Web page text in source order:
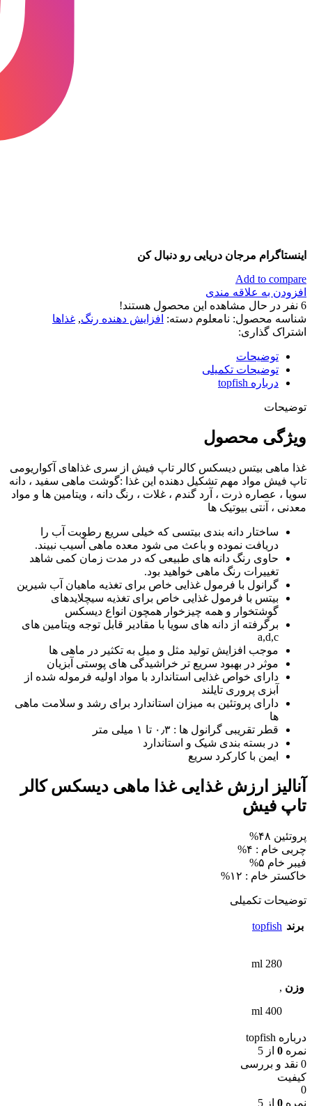
اینستاگرام مرجان دریایی رو دنبال کن
Add to compare
افزودن به علاقه مندی
6 نفر در حال مشاهده این محصول هستند!
شناسه محصول: نامعلوم دسته: افزایش دهنده رنگ, غذاها
اشتراک گذاری:
توضیحات
توضیحات تکمیلی
درباره topfish
توضیحات
ویژگی محصول
غذا ماهی بیتس دیسکس کالر تاپ فیش از سری غذاهای آکواریومی
تاپ فیش مواد مهم تشکیل دهنده این غذا :گوشت ماهی سفید ، دانه
سویا ، عصاره ذرت ، آرد گندم ، غلات ، رنگ دانه ، ویتامین ها و مواد
معدنی ، آنتی بیوتیک ها
ساختار دانه بندی بیتسی که خیلی سریع رطوبت آب را
دریافت نموده و باعث می شود معده ماهی آسیب نبیند.
حاوی رنگ دانه های طبیعی که در مدت زمان کمی شاهد
تغییرات رنگ ماهی خواهید بود.
گرانول با فرمول غذایی خاص برای تغذیه ماهیان آب شیرین
بیتس با فرمول غذایی خاص برای تغذیه سیچلایدهای
گوشتخوار و همه چیزخوار همچون انواع دیسکس
برگرفته از دانه های سویا با مقادیر قابل توجه ویتامین های
a,d,c
موجب افزایش تولید مثل و میل به تکثیر در ماهی ها
موثر در بهبود سریع تر خراشیدگی های پوستی آبزیان
دارای خواص غذایی استاندارد با مواد اولیه فرموله شده از
آبزی پروری تایلند
دارای پروتئین به میزان استاندارد برای رشد و سلامت ماهی
ها
قطر تقریبی گرانول ها : ۰٫۳ تا ۱ میلی متر
در بسته بندی شیک و استاندارد
ایمن با کارکرد سریع
آنالیز ارزش غذایی غذا ماهی دیسکس کالر
تاپ فیش
پروتئین ۴۸%
چربی خام : ۴%
فیبر خام ۵%
خاکستر خام : ۱۲%
توضیحات تکمیلی
برند topfish
وزن
280 ml
,
400 ml
درباره topfish
نمره 0 از 5
0 نقد و بررسی
کیفیت
0
نمره 0 از 5